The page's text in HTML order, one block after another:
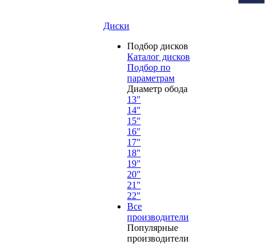
Диски
Подбор дисков
Каталог дисков
Подбор по
параметрам
Диаметр обода
13"
14"
15"
16"
17"
18"
19"
20"
21"
22"
Все
производители
Популярные
производители